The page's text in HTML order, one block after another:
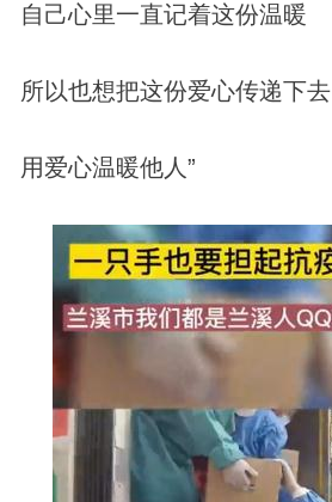
自己心里一直记着这份温暖
所以也想把这份爱心传递下去
用爱心温暖他人”